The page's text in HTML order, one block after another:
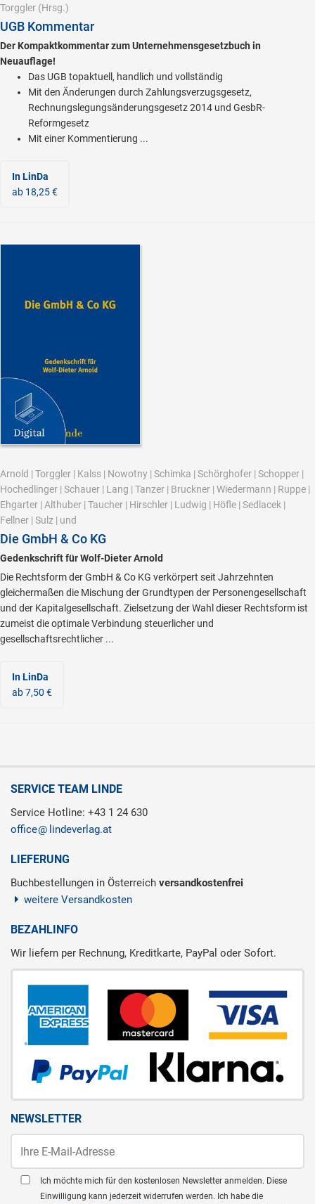
Torggler (Hrsg.)
UGB Kommentar
Der Kompaktkommentar zum Unternehmensgesetzbuch in
Neuauflage!
Das UGB topaktuell, handlich und vollständig
Mit den Änderungen durch Zahlungsverzugsgesetz,
Rechnungslegungsänderungsgesetz 2014 und GesbR-
Reformgesetz
Mit einer Kommentierung ...
In LinDa
ab 18,25 €
Arnold | Torggler | Kalss | Nowotny | Schimka | Schörghofer | Schopper |
Hochedlinger | Schauer | Lang | Tanzer | Bruckner | Wiedermann | Ruppe |
Ehgarter | Althuber | Taucher | Hirschler | Ludwig | Höfle | Sedlacek |
Fellner | Sulz | und
Die GmbH & Co KG
Gedenkschrift für Wolf-Dieter Arnold
Die Rechtsform der GmbH & Co KG verkörpert seit Jahrzehnten
gleichermaßen die Mischung der Grundtypen der Personengesellschaft
und der Kapitalgesellschaft. Zielsetzung der Wahl dieser Rechtsform ist
zumeist die optimale Verbindung steuerlicher und
gesellschaftsrechtlicher ...
In LinDa
ab 7,50 €
SERVICE TEAM LINDE
Service Hotline: +43 1 24 630
office
lindeverlag.at
LIEFERUNG
Buchbestellungen in Österreich versandkostenfrei
weitere Versandkosten
BEZAHLINFO
Wir liefern per Rechnung, Kreditkarte, PayPal oder Sofort.
NEWSLETTER
Ich möchte mich für den kostenlosen Newsletter anmelden. Diese
Einwilligung kann jederzeit widerrufen werden. Ich habe die